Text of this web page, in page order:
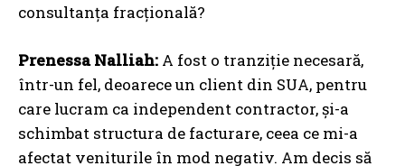
consultanța fracțională?
Prenessa Nalliah: A fost o tranziție necesară,
într-un fel, deoarece un client din SUA, pentru
care lucram ca independent contractor, și-a
schimbat structura de facturare, ceea ce mi-a
afectat veniturile în mod negativ. Am decis să